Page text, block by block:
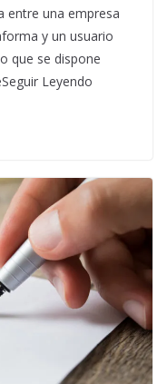
entre una empresa
y un usuario
que se dispone
Leyendo